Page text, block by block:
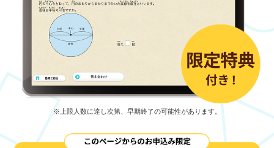
※上限人数に達し次第、早期終了の可能性があります。